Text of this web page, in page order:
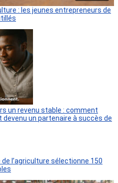
: les jeunes entrepreneurs de
un revenu stable : comment
devenu un partenaire à succès de
de l’agriculture sélectionne 150